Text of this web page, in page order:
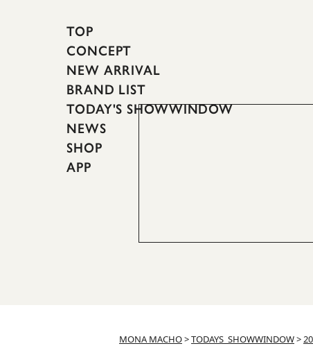
TOP
CONCEPT
NEW ARRIVAL
BRAND LIST
TODAY'S SHOWWINDOW
NEWS
SHOP
APP
MONA MACHO>TODAYS_SHOWWINDOW>